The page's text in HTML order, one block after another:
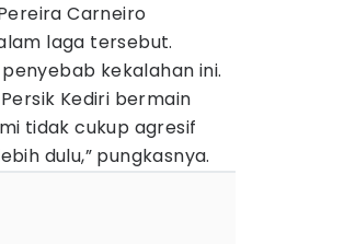
Carneiro
laga tersebut.
kekalahan ini.
Kediri bermain
tidak cukup agresif
dulu,” pungkasnya.